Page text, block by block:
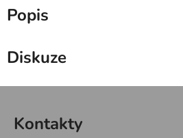
Popis
Diskuze
Kontakty